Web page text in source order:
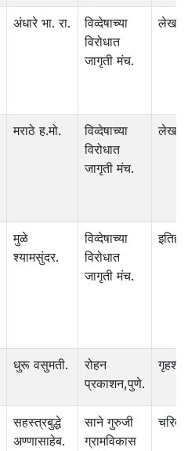
अंधारे भा. रा.
विव्देषाच्या
विरोधात
जागृती मंच.
लेख
मराठे ह.मो.
विव्देषाच्या
विरोधात
जागृती मंच.
लेख
मुळे
श्यामसुंदर.
विव्देषाच्या
विरोधात
जागृती मंच.
धुरू वसुमती.
रोहन
प्रकाशन,पुणे.
सहस्त्रबुद्धे
अण्णासाहेब.
साने गुरुजी
ग्रामविकास